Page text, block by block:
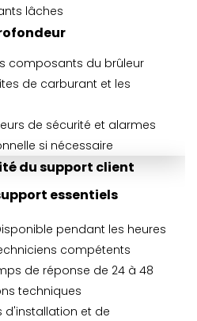
lâches
composants du brûleur
de carburant et les
de sécurité et alarmes
si nécessaire
du support client
essentiels
pendant les heures
compétents
de réponse de 24 à 48
techniques
d'installation et de